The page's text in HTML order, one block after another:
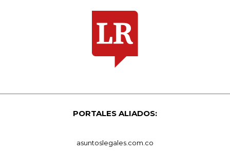
PORTALES ALIADOS:
asuntoslegales.com.co